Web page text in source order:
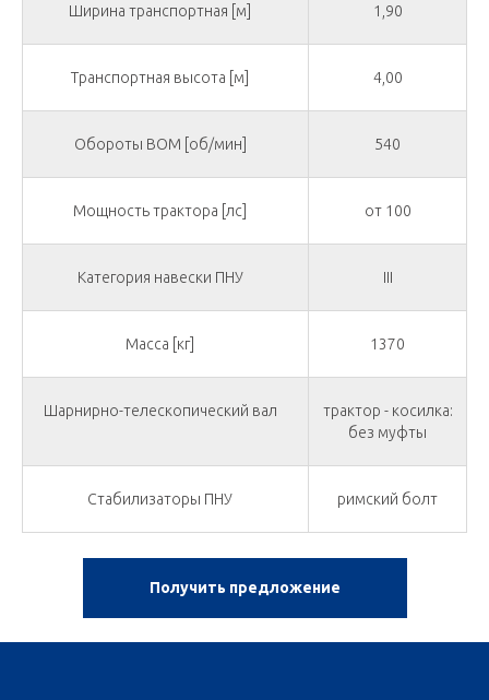
Ширина транспортная [м] 1,90
Транспортная высота [м] 4,00
Обороты ВОМ [об/мин] 540
Мощность трактора [лс] от 100
Категория навески ПНУ III
Масса [кг] 1370
Шарнирно-телескопический вал
трактор - косилка:
без муфты
Стабилизаторы ПНУ римский болт
Получить предложение